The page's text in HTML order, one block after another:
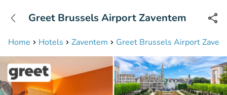
Bereikbaar tot 23:00 uur
Home Hotels Zaventem Greet Brussels Airport
Greet Brussels Airport Zaventem